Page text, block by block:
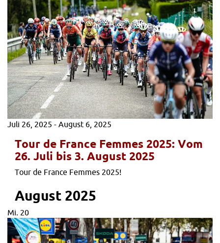
Juli 26, 2025 - August 6, 2025
Tour de France Femmes 2025: Vom
26. Juli bis 3. August 2025
Tour de France Femmes 2025!
August 2025
Mi. 20